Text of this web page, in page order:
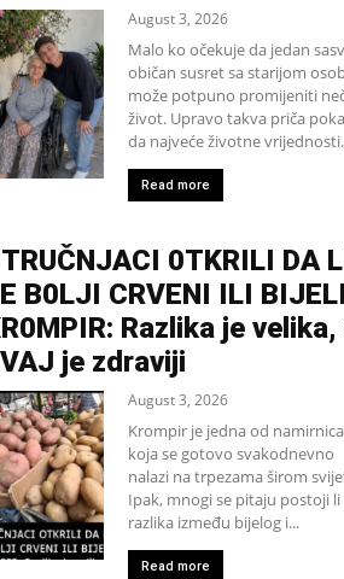
August 3, 2026
Malo ko očekuje da jedan
običan susret sa starijom
može potpuno promijeniti
život. Upravo takva priča
da najveće životne
Read more
0TKRILI DA
B0LJI CRVENI ILI BIJELI
Razlika je velika,
je zdraviji
August 3, 2026
Krompir je jedna od namirnica
koja se gotovo svakodnevno
nalazi na trpezama širom
Ipak, mnogi se pitaju postoji li
razlika između bijelog i...
Read more